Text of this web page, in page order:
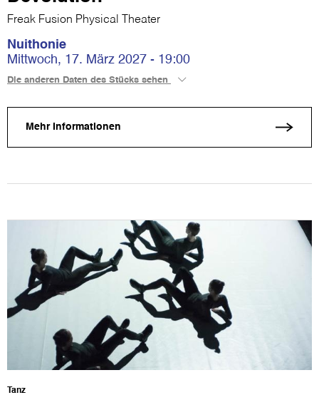
Freak Fusion Physical Theater
Nuithonie
Mittwoch, 17. März 2027 - 19:00
Die anderen Daten des Stücks sehen
Mehr Informationen
Tanz